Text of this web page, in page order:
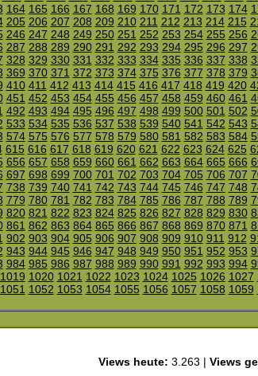
164 165 166 167 168 169 170 171 172 173 174
205 206 207 208 209 210 211 212 213 214 215
246 247 248 249 250 251 252 253 254 255 256
287 288 289 290 291 292 293 294 295 296 297
328 329 330 331 332 333 334 335 336 337 338
369 370 371 372 373 374 375 376 377 378 379
410 411 412 413 414 415 416 417 418 419 420
451 452 453 454 455 456 457 458 459 460 461
492 493 494 495 496 497 498 499 500 501 502
533 534 535 536 537 538 539 540 541 542 543
574 575 576 577 578 579 580 581 582 583 584
615 616 617 618 619 620 621 622 623 624 625
656 657 658 659 660 661 662 663 664 665 666
697 698 699 700 701 702 703 704 705 706 707
738 739 740 741 742 743 744 745 746 747 748
779 780 781 782 783 784 785 786 787 788 789
820 821 822 823 824 825 826 827 828 829 830
861 862 863 864 865 866 867 868 869 870 871
902 903 904 905 906 907 908 909 910 911 912
943 944 945 946 947 948 949 950 951 952 953
984 985 986 987 988 989 990 991 992 993 994
1019 1020 1021 1022 1023 1024 1025 1026 1027
1051 1052 1053 1054 1055 1056 1057 1058 1059
Views heute: 3.263 | Views